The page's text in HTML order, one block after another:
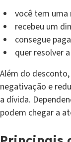
você tem uma
recebeu um
consegue
quer resolver
Além do
negativação e
a dívida.
podem chegar a